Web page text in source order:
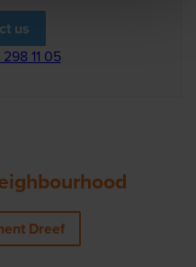
us
11 05
Dreef